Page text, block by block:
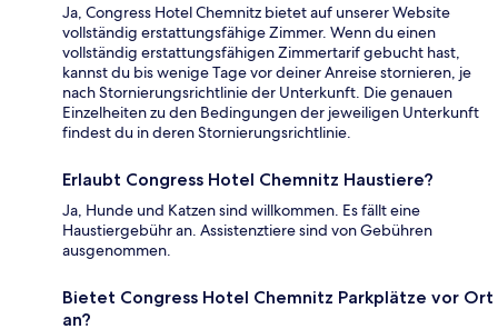
Ja, Congress Hotel Chemnitz bietet auf unserer Website
vollständig erstattungsfähige Zimmer. Wenn du einen
vollständig erstattungsfähigen Zimmertarif gebucht hast,
kannst du bis wenige Tage vor deiner Anreise stornieren, je
nach Stornierungsrichtlinie der Unterkunft. Die genauen
Einzelheiten zu den Bedingungen der jeweiligen Unterkunft
findest du in deren Stornierungsrichtlinie.
Erlaubt Congress Hotel Chemnitz Haustiere?
Ja, Hunde und Katzen sind willkommen. Es fällt eine
Haustiergebühr an. Assistenztiere sind von Gebühren
ausgenommen.
Bietet Congress Hotel Chemnitz Parkplätze vor Ort
an?